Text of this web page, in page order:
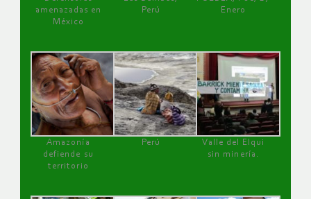
amenazadas en
México
Perú
Enero
Amazonía
defiende su
territorio
Perú
Valle del Elqui
sin minería.